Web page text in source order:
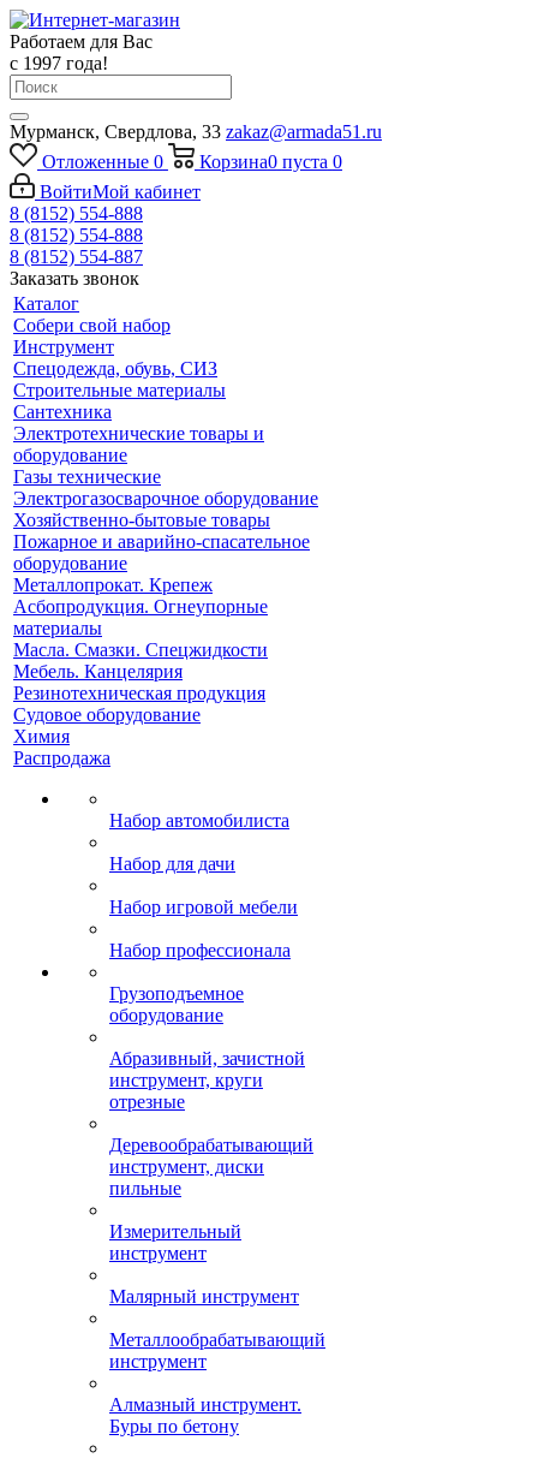
Работаем для Вас
с 1997 года!
Мурманск, Свердлова, 33 zakaz@armada51.ru
Отложенные 0 Корзина0 пуста 0
ВойтиМой кабинет
8 (8152) 554-888
8 (8152) 554-888
8 (8152) 554-887
Заказать звонок
Каталог
Собери свой набор
Инструмент
Спецодежда, обувь, СИЗ
Строительные материалы
Сантехника
Электротехнические товары и
оборудование
Газы технические
Электрогазосварочное оборудование
Хозяйственно-бытовые товары
Пожарное и аварийно-спасательное
оборудование
Металлопрокат. Крепеж
Асбопродукция. Огнеупорные
материалы
Масла. Смазки. Спецжидкости
Мебель. Канцелярия
Резинотехническая продукция
Судовое оборудование
Химия
Распродажа
Набор автомобилиста
Набор для дачи
Набор игровой мебели
Набор профессионала
Грузоподъемное
оборудование
Абразивный, зачистной
инструмент, круги
отрезные
Деревообрабатывающий
инструмент, диски
пильные
Измерительный
инструмент
Малярный инструмент
Металлообрабатывающий
инструмент
Алмазный инструмент.
Буры по бетону